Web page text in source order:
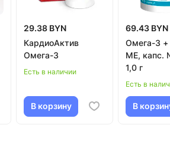
29.38 BYN
КардиоАктив
Омега-3
Есть в наличии
В корзину
69.43 BYN
Омега-3
МЕ, капс.
1,0 г
Есть в
В